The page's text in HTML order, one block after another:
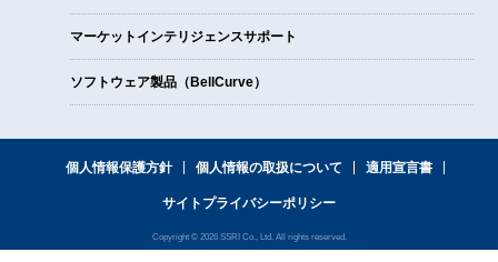
マーケットインテリジェンスサポート
ソフトウェア製品（BellCurve）
個人情報保護方針 個人情報の取扱について 適用宣言書
サイトプライバシーポリシー
Copyright © 2026 SSRI Co., Ltd. All rights reserved.